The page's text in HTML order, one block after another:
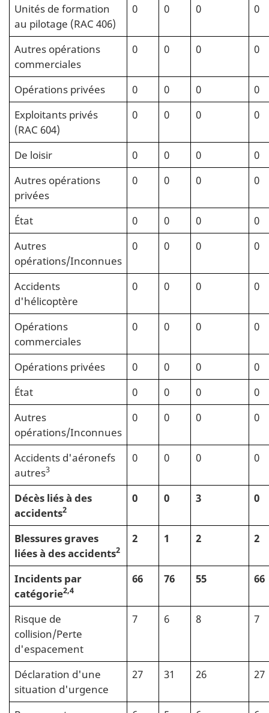
Unités de formation
au pilotage (RAC 406)
0 0 0 0
Autres opérations
commerciales
0 0 0 0
Opérations privées 0 0 0
0
Exploitants privés
(RAC 604)
0 0 0 0
De loisir 0 0 0
0
Autres opérations
privées
0 0 0 0
État 0 0 0
0
Autres
opérations/Inconnues
0 0 0 0
Accidents
d'hélicoptère
0 0 0 0
Opérations
commerciales
0 0 0 0
Opérations privées 0 0 0
0
État
0 0 0
0
Autres
opérations/Inconnues
0 0 0 0
Accidents d'aéronefs
autres3
0 0 0 0
Décès liés à des
accidents2
0 0 3 0
Blessures graves
liées à des accidents2
2 1 2 2
Incidents par
catégorie2,4
66 76 55 66
Risque de
collision/Perte
d'espacement
7 6 8 7
Déclaration d'une
situation d'urgence
27 31 26 27